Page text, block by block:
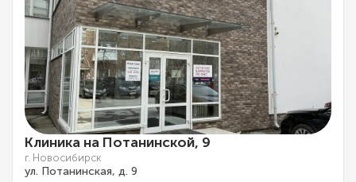
Клиника на Потанинской, 9
г. Новосибирск
ул. Потанинская, д. 9